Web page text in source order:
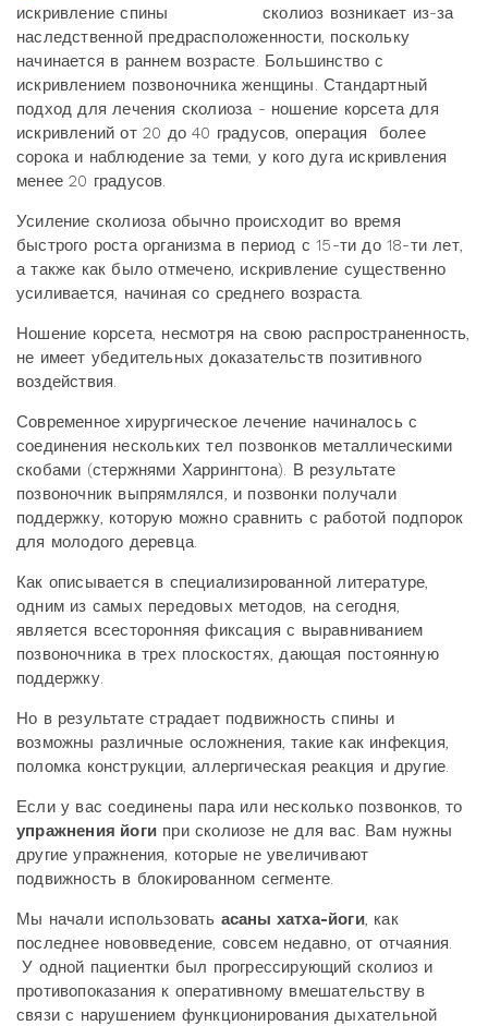
сколиоз возникает из-за
наследственной предрасположенности, поскольку
начинается в раннем возрасте. Большинство с
искривлением позвоночника женщины. Стандартный
подход для лечения сколиоза - ношение корсета для
искривлений от 20 до 40 градусов, операция более
сорока и наблюдение за теми, у кого дуга искривления
менее 20 градусов.
Усиление сколиоза обычно происходит во время
быстрого роста организма в период с 15-ти до 18-ти лет,
а также как было отмечено, искривление существенно
усиливается, начиная со среднего возраста.
Ношение корсета, несмотря на свою распространенность,
не имеет убедительных доказательств позитивного
воздействия.
Современное хирургическое лечение начиналось с
соединения нескольких тел позвонков металлическими
скобами (стержнями Харрингтона). В результате
позвоночник выпрямлялся, и позвонки получали
поддержку, которую можно сравнить с работой подпорок
для молодого деревца.
Как описывается в специализированной литературе,
одним из самых передовых методов, на сегодня,
является всесторонняя фиксация с выравниванием
позвоночника в трех плоскостях, дающая постоянную
поддержку.
Но в результате страдает подвижность спины и
возможны различные осложнения, такие как инфекция,
поломка конструкции, аллергическая реакция и другие.
Если у вас соединены пара или несколько позвонков, то
упражнения йоги при сколиозе не для вас. Вам нужны
другие упражнения, которые не увеличивают
подвижность в блокированном сегменте.
Мы начали использовать асаны хатха-йоги, как
последнее нововведение, совсем недавно, от отчаяния.
У одной пациентки был прогрессирующий сколиоз и
противопоказания к оперативному вмешательству в
связи с нарушением функционирования дыхательной